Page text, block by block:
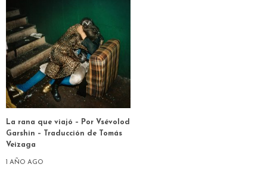
La rana que viajó – Por Vsévolod
Garshin – Traducción de Tomás
Veizaga
1 AÑO AGO